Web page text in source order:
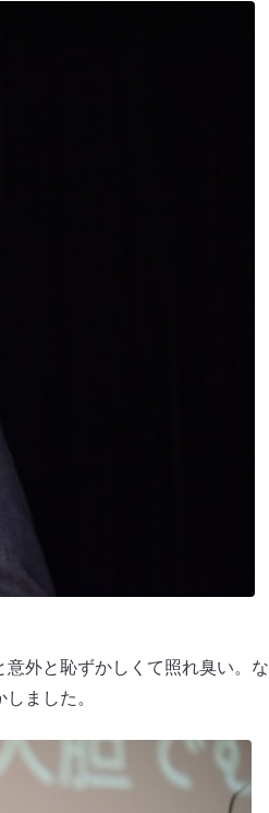
外と恥ずかしくて照れ臭い。な
ました。